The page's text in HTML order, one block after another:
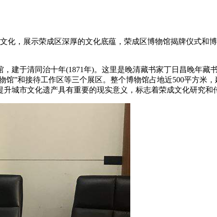
化，展示荣成区深厚的文化底蕴，荣成区博物馆揭牌仪式和
建于清同治十年(1871年)。这里是晚清藏书家丁日昌晚年藏
馆”和接待工作区等三个展区。整个博物馆占地近500平方米
城市文化遗产具有重要的现实意义，标志着荣成文化研究和